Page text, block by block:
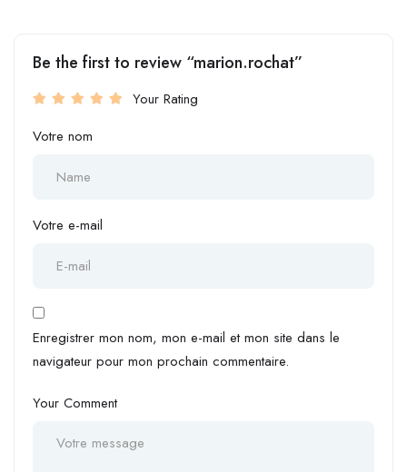
Be the first to review “marion.rochat”
Your Rating
Votre nom
Votre e-mail
Enregistrer mon nom, mon e-mail et mon site dans le
navigateur pour mon prochain commentaire.
Your Comment